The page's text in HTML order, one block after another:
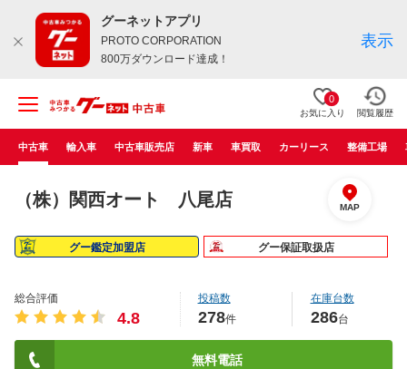
グーネットアプリ
PROTO CORPORATION
800万ダウンロード達成！
表示
0
お気に入り 閲覧履歴
中古車 輸入車 中古車販売店 新車 車買取 カーリース 整備工場
（株）関西オート 八尾店 MAP
グー鑑定加盟店 グー保証取扱店
総合評価
4.8
投稿数
278件
在庫台数
286台
無料電話